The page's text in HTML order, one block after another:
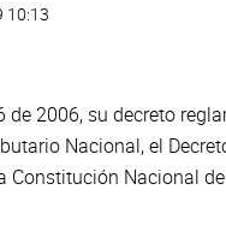
10:13
2006, su decreto
Nacional, el
Constitución Nacional